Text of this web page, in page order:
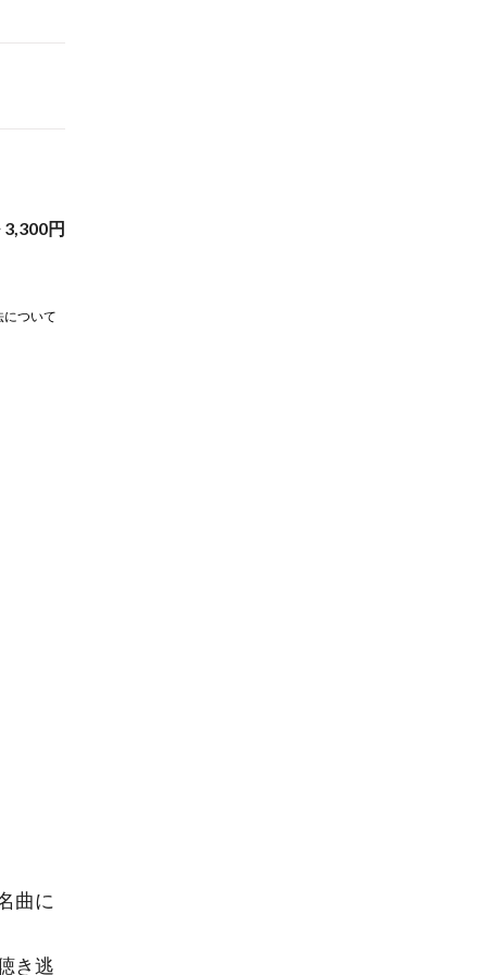
3,300円
について
曲に
き逃